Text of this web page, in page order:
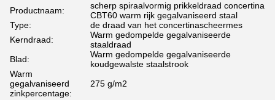
Productnaam:
scherp spiraalvormig prikkeldraad concertina
CBT60 warm rijk gegalvaniseerd staal
Type:
de draad van het concertinascheermes
Kerndraad:
Warm gedompelde gegalvaniseerde
staaldraad
Blad:
Warm gedompelde gegalvaniseerde
koudgewalste staalstrook
Warm
gegalvaniseerd
zinkpercentage:
275 g/m2